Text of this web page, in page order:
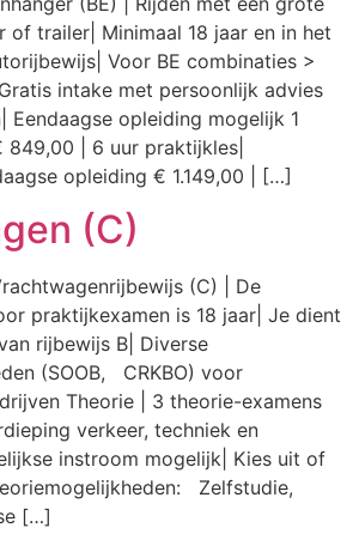
of trailer| Minimaal 18 jaar en in het
Voor BE combinaties >
intake met persoonlijk advies
Eendaagse opleiding mogelijk 1
| 6 uur praktijkles|
opleiding € 1.149,00 | […]
(C)
(C) | De
praktijkexamen is 18 jaar| Je dient
rijbewijs B| Diverse
(SOOB, CRKBO) voor
Theorie | 3 theorie-examens
verkeer, techniek en
instroom mogelijk| Kies uit of
Zelfstudie,
[…]